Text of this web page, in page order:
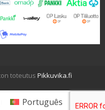
toteutus Pikkuvika.fi
Português